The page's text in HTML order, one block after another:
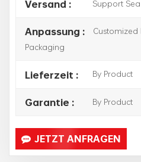
Versand : Support
Anpassung :
Packaging
Lieferzeit : By Product
Garantie : By Product
JETZT ANFRAGEN